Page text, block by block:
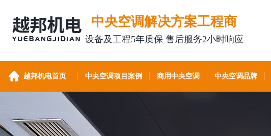
中央空调解决方案工程商
设备及工程5年质保 售后服务2小时响应
越邦机电首页 中央空调项目案例 商用中央空调 中央空调品牌